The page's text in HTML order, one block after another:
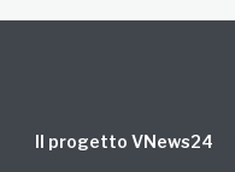
Il progetto VNews24